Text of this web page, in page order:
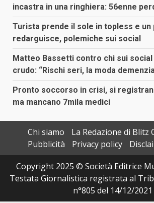
incastra in una ringhiera: 56enne
Turista prende il sole in topless e
redarguisce, polemiche sui social
Matteo Bassetti contro chi sui social
crudo: “Rischi seri, la moda
Pronto soccorso in crisi, si
ma mancano 7mila medici
Chi siamo
La Redazione di Blitz
Pubblicità
Privacy policy
Copyright 2025 © Società Editrice
Testata Giornalistica registrata al
n°805 del 14/12/2021